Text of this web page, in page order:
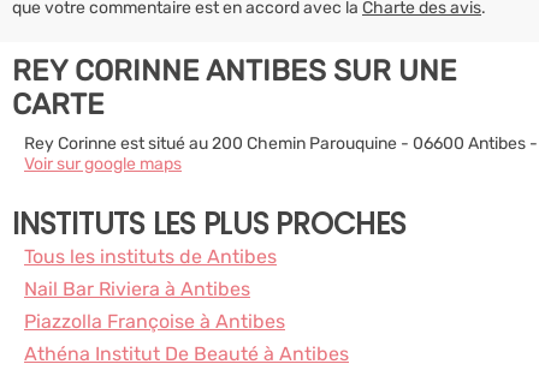
que votre commentaire est en accord avec la Charte des avis.
REY CORINNE ANTIBES SUR UNE
CARTE
Rey Corinne est situé au 200 Chemin Parouquine - 06600 Antibes -
Voir sur google maps
INSTITUTS LES PLUS PROCHES
Tous les instituts de Antibes
Nail Bar Riviera à Antibes
Piazzolla Françoise à Antibes
Athéna Institut De Beauté à Antibes